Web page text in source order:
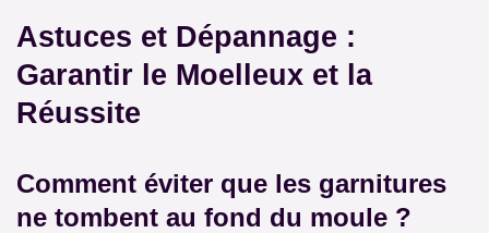
Astuces et Dépannage :
Garantir le Moelleux et la
Réussite
Comment éviter que les garnitures
ne tombent au fond du moule ?